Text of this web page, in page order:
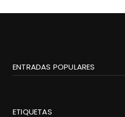
ENTRADAS POPULARES
ETIQUETAS